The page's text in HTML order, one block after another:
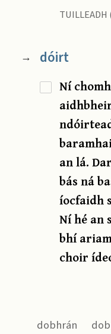
→ dóirt
Ní
an lá.
bás ná
íocfaidh
Ní hé an
bhí
choir
dobhrán